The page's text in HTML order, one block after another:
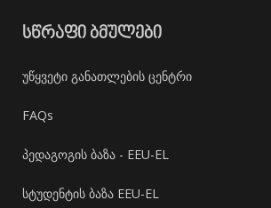
ᲡᲬᲠᲐᲤᲘ ᲑᲛᲣᲚᲔᲑᲘ
უწყვეტი განათლების ცენტრი
FAQs
პედაგოგის ბაზა - EEU-EL
სტუდენტის ბაზა EEU-EL